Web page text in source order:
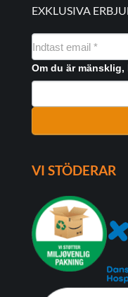
EXKLUSIVA
NYHEDSMAIL
FORMULAR
Om du är
VI STÖDERAR